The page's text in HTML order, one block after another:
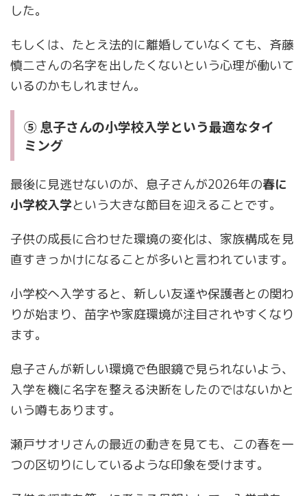
した。
もしくは、たとえ法的に離婚していなくても、斉藤
慎二さんの名字を出したくないという心理が働いて
いるのかもしれません。
⑤ 息子さんの小学校入学という最適なタイ
ミング
最後に見逃せないのが、息子さんが2026年の春に
小学校入学という大きな節目を迎えることです。
子供の成長に合わせた環境の変化は、家族構成を見
直すきっかけになることが多いと言われています。
小学校へ入学すると、新しい友達や保護者との関わ
りが始まり、苗字や家庭環境が注目されやすくなり
ます。
息子さんが新しい環境で色眼鏡で見られないよう、
入学を機に名字を整える決断をしたのではないかと
いう噂もあります。
瀬戸サオリさんの最近の動きを見ても、この春を一
つの区切りにしているような印象を受けます。